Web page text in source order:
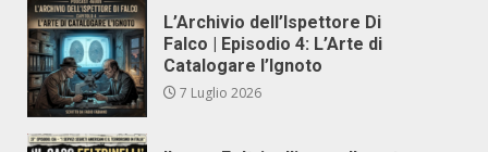
L’Archivio dell’Ispettore Di
Falco | Episodio 4: L’Arte di
Catalogare l’Ignoto
7 Luglio 2026